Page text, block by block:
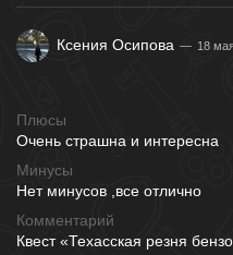
Ксения Осипова 18
Плюсы
Очень страшна и интересна
Минусы
Нет минусов ,все отлично
Комментарий
Квест «Техасская резня